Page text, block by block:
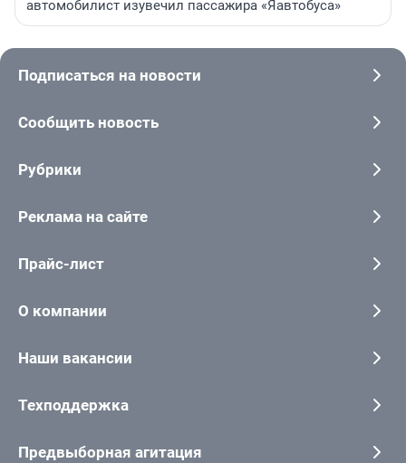
автомобилист изувечил пассажира «Яавтобуса»
Подписаться на новости
Сообщить новость
Рубрики
Реклама на сайте
Прайс-лист
О компании
Наши вакансии
Техподдержка
Предвыборная агитация